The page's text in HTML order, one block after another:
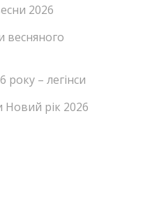
2026
весняного
року – легінси
Новий рік 2026